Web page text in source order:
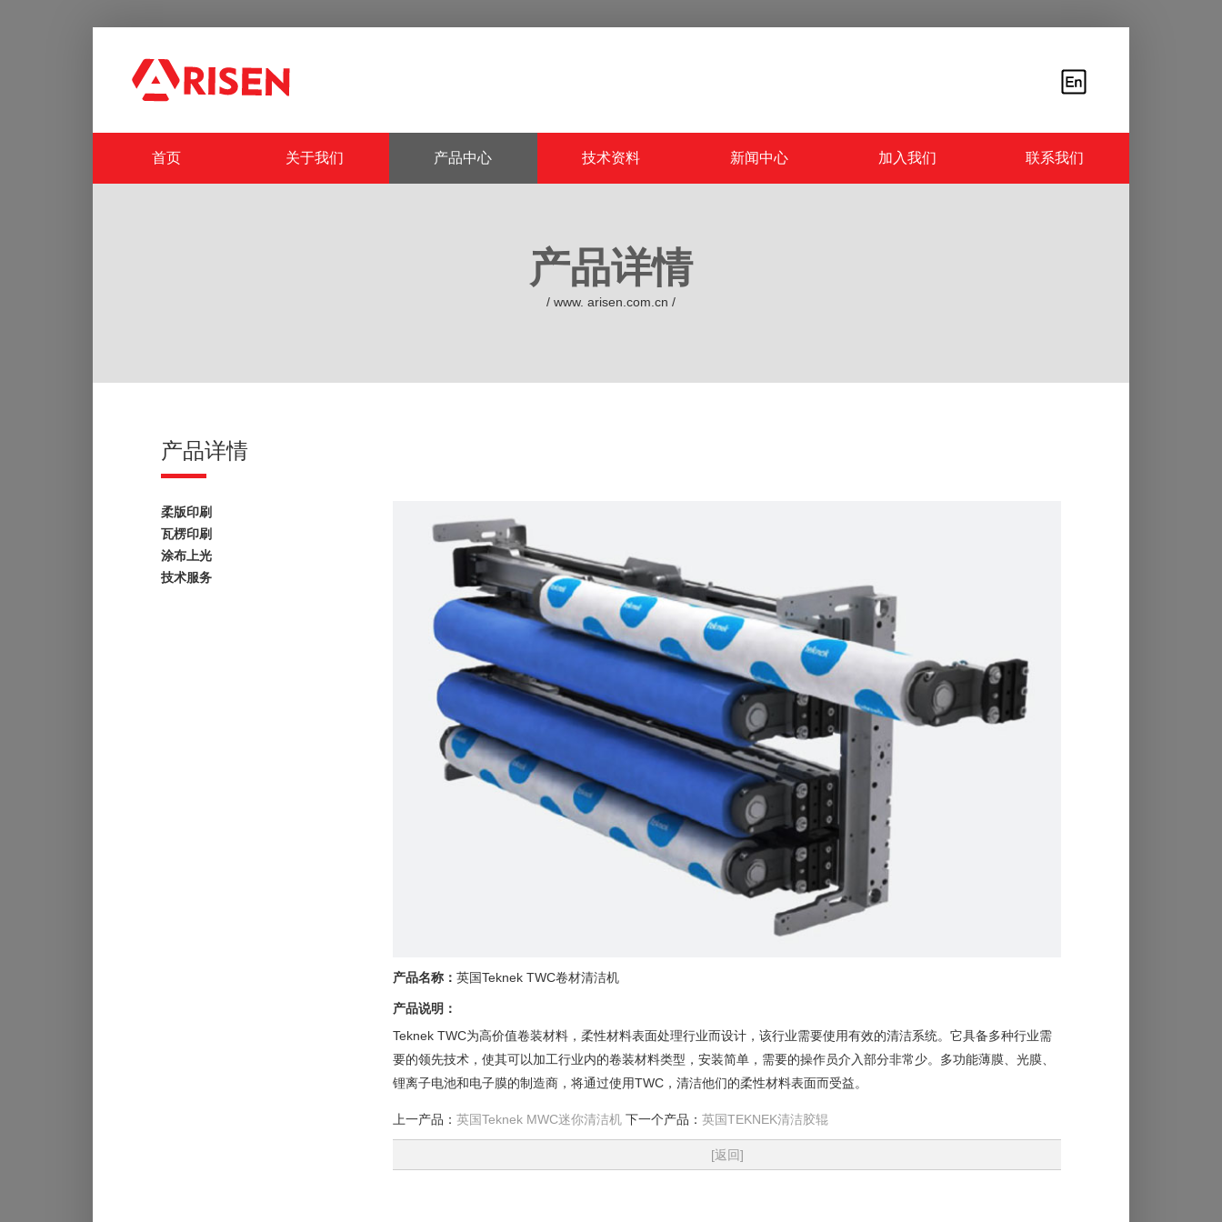
首页 关于我们 产品中心 技术资料 新闻中心 加入我们 联系我们
产品详情
/ www. arisen.com.cn /
产品详情
柔版印刷
瓦楞印刷
涂布上光
技术服务
产品名称： 英国Teknek TWC卷材清洁机
产品说明：
Teknek TWC为高价值卷装材料，柔性材料表面处理行业而设计，该行业需要使用有效的清洁系统。它具备多种行业需
要的领先技术，使其可以加工行业内的卷装材料类型，安装简单，需要的操作员介入部分非常少。多功能薄膜、光膜、
锂离子电池和电子膜的制造商，将通过使用TWC，清洁他们的柔性材料表面而受益。
上一产品： 英国Teknek MWC迷你清洁机 下一个产品： 英国TEKNEK清洁胶辊
[返回]